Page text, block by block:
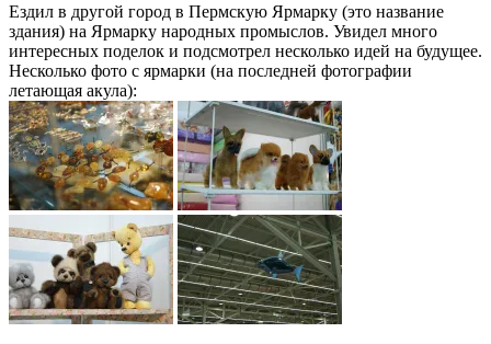
Ездил в другой город в Пермскую Ярмарку (это название
здания) на Ярмарку народных промыслов. Увидел много
интересных поделок и подсмотрел несколько идей на будущее.
Несколько фото с ярмарки (на последней фотографии
летающая акула):